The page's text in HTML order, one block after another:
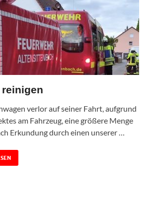
verlor auf seiner Fahrt, aufgrund
am Fahrzeug, eine größere Menge
Erkundung durch einen unserer …